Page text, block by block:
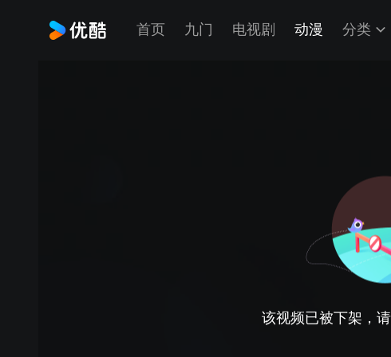
首页 九门 电视剧 动漫 分类
该视频已被下架，